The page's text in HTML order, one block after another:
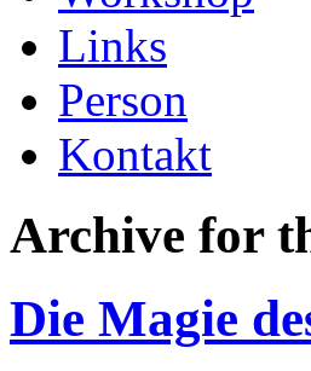
Links
Person
Kontakt
Archive for
Die Magie